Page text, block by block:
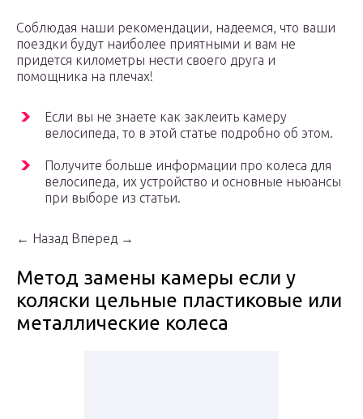
Соблюдая наши рекомендации, надеемся, что ваши
поездки будут наиболее приятными и вам не
придется километры нести своего друга и
помощника на плечах!
Если вы не знаете как заклеить камеру
велосипеда, то в этой статье подробно об этом.
Получите больше информации про колеса для
велосипеда, их устройство и основные ньюансы
при выборе из статьи.
← Назад Вперед →
Метод замены камеры если у
коляски цельные пластиковые или
металлические колеса